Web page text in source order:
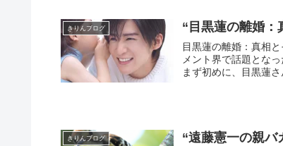
きりんブログ “目黒蓮の離婚：
目黒蓮の離婚：真相とその後の人生に迫る こん
メント界で話題となった
まず初めに、目黒蓮
きりんブログ “遠藤憲一の親バ